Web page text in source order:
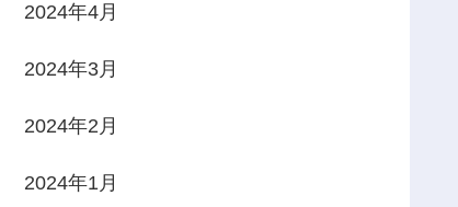
2024年4月
2024年3月
2024年2月
2024年1月